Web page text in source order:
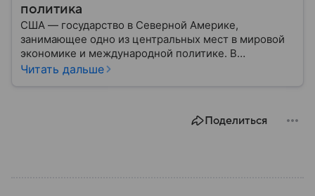
политика
США — государство в Северной Америке,
занимающее одно из центральных мест в мировой
экономике и международной политике. В
материале — основные сведения об этой стране.
Читать дальше
Поделиться